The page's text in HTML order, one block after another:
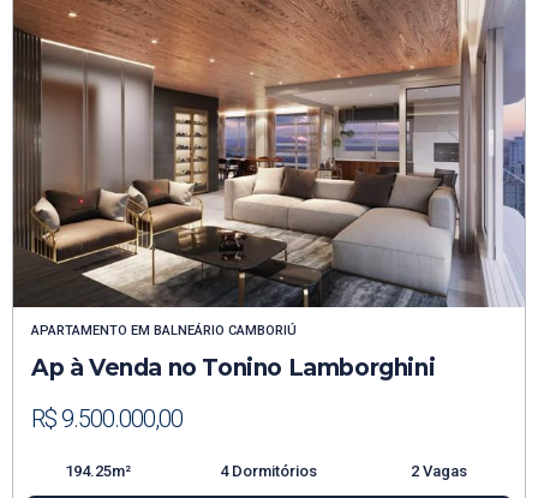
APARTAMENTO EM BALNEÁRIO CAMBORIÚ
Ap à Venda no Tonino Lamborghini
R$ 9.500.000,00
194.25m² 4 Dormitórios 2 Vagas